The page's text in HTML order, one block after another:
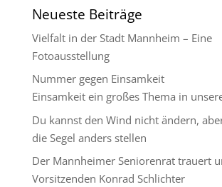
Neueste Beiträge
Vielfalt in der Stadt Mannheim – Eine
Fotoausstellung
Nummer gegen Einsamkeit
Einsamkeit ein großes Thema in
Du kannst den Wind nicht ändern,
die Segel anders stellen
Der Mannheimer Seniorenrat trauert
Vorsitzenden Konrad Schlichter